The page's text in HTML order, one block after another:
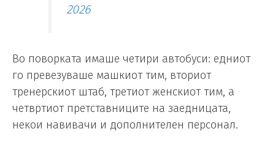
2026
Во поворката имаше четири автобуси: едниот
го превезуваше машкиот тим, вториот
тренерскиот штаб, третиот женскиот тим, а
четвртиот претставниците на заедницата,
некои навивачи и дополнителен персонал.